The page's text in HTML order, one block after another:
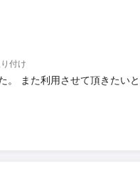
付け
。 また利用させて頂きたいと